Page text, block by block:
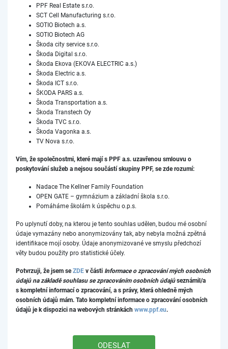
PPF Real Estate s.r.o.
SCT Cell Manufacturing s.r.o.
SOTIO Biotech a.s.
SOTIO Biotech AG
Škoda city service s.r.o.
Škoda Digital s.r.o.
Škoda Ekova (EKOVA ELECTRIC a.s.)
Škoda Electric a.s.
Škoda ICT s.r.o.
ŠKODA PARS a.s.
Škoda Transportation a.s.
Škoda Transtech Oy
Škoda TVC s.r.o.
Škoda Vagonka a.s.
TV Nova s.r.o.
Vím, že společnostmi, které mají s PPF a.s. uzavřenou smlouvu o
poskytování služeb a nejsou součástí skupiny PPF, se zde rozumí:
Nadace The Kellner Family Foundation
OPEN GATE – gymnázium a základní škola s.r.o.
Pomáháme školám k úspěchu o.p.s.
Po uplynutí doby, na kterou je tento souhlas udělen, budou mé osobní
údaje vymazány nebo anonymizovány tak, aby nebyla možná zpětná
identifikace mojí osoby. Údaje anonymizované ve smyslu předchozí
věty budou použity pro statistické účely.
Potvrzuji, že jsem seZDE v části Informace o zpracování mých osobních
údajů na základě souhlasu se zpracováním osobních údajůseznámil/a
s kompletní informací o zpracování, a s právy, která ohledně mých
osobních údajů mám. Tato kompletní informace o zpracování osobních
údajů je k dispozici na webových stránkách www.ppf.eu.
ODESLAT